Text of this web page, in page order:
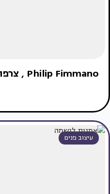
Philip Fimmano , צרפת
עיצוב פנים